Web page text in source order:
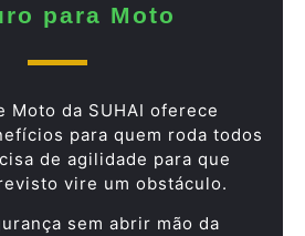
para Moto
Moto da SUHAI oferece
para quem roda todos
de agilidade para que
vire um obstáculo.
sem abrir mão da